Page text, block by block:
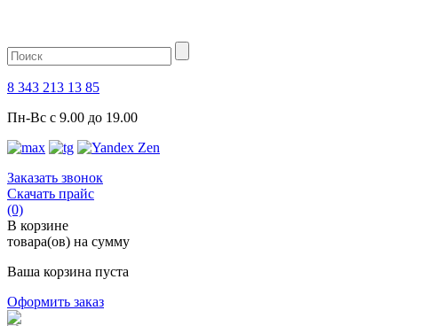
8 343 213 13 85
Пн-Вс с 9.00 до 19.00
Заказать звонок
Скачать прайс
(0)
В корзине
товара(ов) на сумму
Ваша корзина пуста
Оформить заказ